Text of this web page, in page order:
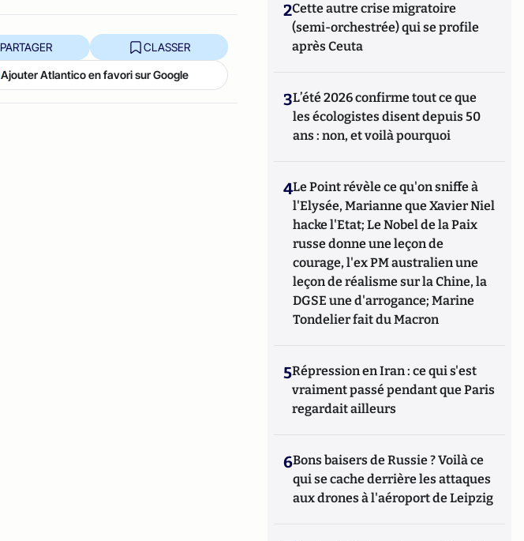
PARTAGER CLASSER
Ajouter Atlantico en favori sur Google
2Cette autre crise migratoire
(semi-orchestrée) qui se profile
après Ceuta
3L’été 2026 confirme tout ce que
les écologistes disent depuis 50
ans : non, et voilà pourquoi
4Le Point révèle ce qu'on sniffe à
l'Elysée, Marianne que Xavier Niel
hacke l'Etat; Le Nobel de la Paix
russe donne une leçon de
courage, l'ex PM australien une
leçon de réalisme sur la Chine, la
DGSE une d'arrogance; Marine
Tondelier fait du Macron
5Répression en Iran : ce qui s'est
vraiment passé pendant que Paris
regardait ailleurs
6Bons baisers de Russie ? Voilà ce
qui se cache derrière les attaques
aux drones à l'aéroport de Leipzig